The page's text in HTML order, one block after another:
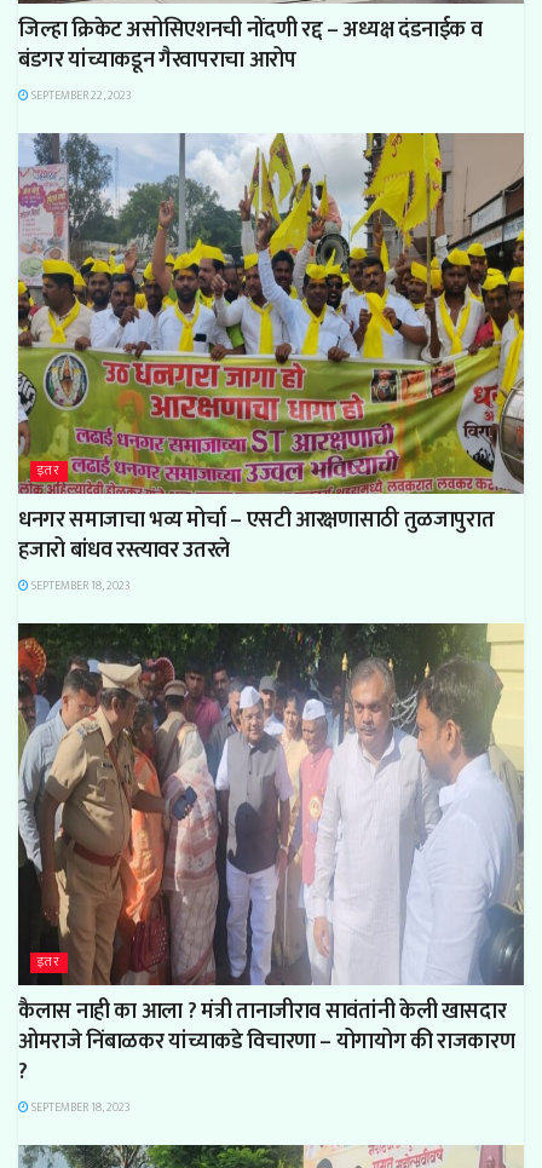
जिल्हा क्रिकेट असोसिएशनची नोंदणी रद्द – अध्यक्ष दंडनाईक व
बंडगर यांच्याकडून गैरवापराचा आरोप
SEPTEMBER 22, 2023
इतर
धनगर समाजाचा भव्य मोर्चा – एसटी आरक्षणासाठी तुळजापुरात
हजारो बांधव रस्त्यावर उतरले
SEPTEMBER 18, 2023
इतर
कैलास नाही का आला ? मंत्री तानाजीराव सावंतांनी केली खासदार
ओमराजे निंबाळकर यांच्याकडे विचारणा – योगायोग की राजकारण
?
SEPTEMBER 18, 2023